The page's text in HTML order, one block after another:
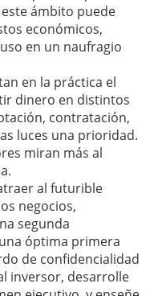
ámbito puede
económicos,
en un naufragio
en la práctica el
dinero en distintos
contratación,
luces una prioridad.
miran más al
al futurible
negocios,
segunda
óptima primera
de confidencialidad
inversor, desarrolle